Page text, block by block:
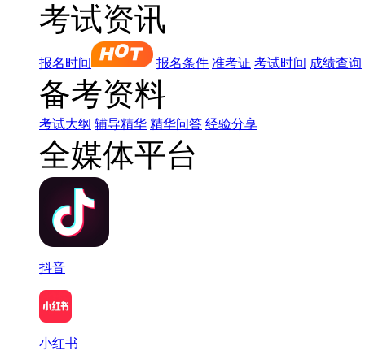
考试资讯
报名时间 报名条件 准考证 考试时间 成绩查询
备考资料
考试大纲 辅导精华 精华问答 经验分享
全媒体平台
抖音
小红书